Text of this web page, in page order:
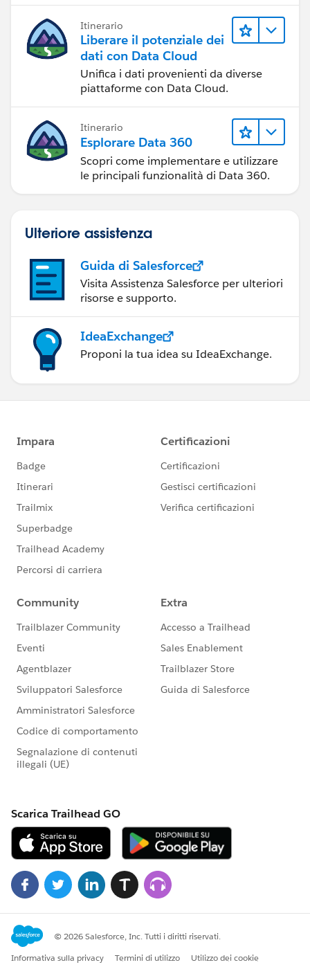
Itinerario
Liberare il potenziale dei
dati con Data Cloud
Unifica i dati provenienti da diverse
piattaforme con Data Cloud.
Itinerario
Esplorare Data 360
Scopri come implementare e utilizzare
le principali funzionalità di Data 360.
Ulteriore assistenza
Guida di Salesforce
Visita Assistenza Salesforce per ulteriori
risorse e supporto.
IdeaExchange
Proponi la tua idea su IdeaExchange.